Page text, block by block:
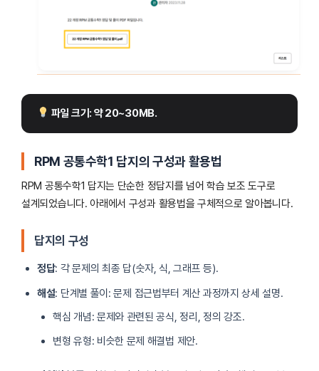
파일 크기: 약 20~30MB.
RPM 공통수학1 답지의 구성과 활용법
RPM 공통수학1 답지는 단순한 정답지를 넘어 학습 보조 도구로
설계되었습니다. 아래에서 구성과 활용법을 구체적으로 알아봅니다.
답지의 구성
정답: 각 문제의 최종 답(숫자, 식, 그래프 등).
해설: 단계별 풀이: 문제 접근법부터 계산 과정까지 상세 설명.
핵심 개념: 문제와 관련된 공식, 정리, 정의 강조.
변형 유형: 비슷한 문제 해결법 제안.